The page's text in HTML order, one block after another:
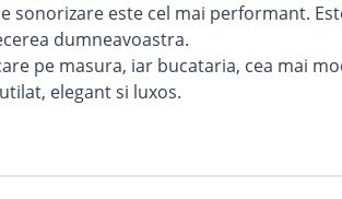
sonorizare este cel mai performant.
dumneavoastra.
pe masura, iar bucataria, cea mai
elegant si luxos.